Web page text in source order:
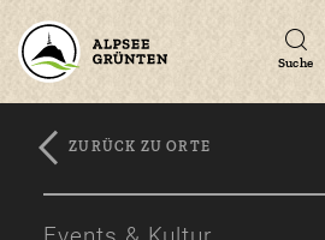
Zum
Zur
Zum
Suche
ZURÜCK ZU ORTE
Unterkünfte